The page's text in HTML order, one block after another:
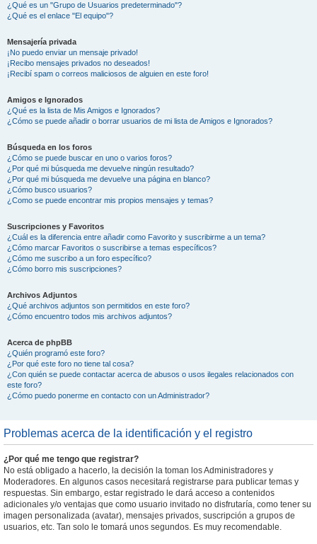
¿Qué es un "Grupo de Usuarios predeterminado"?
¿Qué es el enlace "El equipo"?
Mensajería privada
¡No puedo enviar un mensaje privado!
¡Recibo mensajes privados no deseados!
¡Recibí spam o correos maliciosos de alguien en este foro!
Amigos e Ignorados
¿Qué es la lista de Mis Amigos e Ignorados?
¿Cómo se puede añadir o borrar usuarios de mi lista de Amigos e Ignorados?
Búsqueda en los foros
¿Cómo se puede buscar en uno o varios foros?
¿Por qué mi búsqueda me devuelve ningún resultado?
¿Por qué mi búsqueda me devuelve una página en blanco?
¿Cómo busco usuarios?
¿Como se puede encontrar mis propios mensajes y temas?
Suscripciones y Favoritos
¿Cuál es la diferencia entre añadir como Favorito y suscribirme a un tema?
¿Cómo marcar Favoritos o suscribirse a temas específicos?
¿Cómo me suscribo a un foro específico?
¿Cómo borro mis suscripciones?
Archivos Adjuntos
¿Qué archivos adjuntos son permitidos en este foro?
¿Cómo encuentro todos mis archivos adjuntos?
Acerca de phpBB
¿Quién programó este foro?
¿Por qué este foro no tiene tal cosa?
¿Con quién se puede contactar acerca de abusos o usos ilegales relacionados con
este foro?
¿Cómo puedo ponerme en contacto con un Administrador?
Problemas acerca de la identificación y el registro
¿Por qué me tengo que registrar?
No está obligado a hacerlo, la decisión la toman los Administradores y
Moderadores. En algunos casos necesitará registrarse para publicar temas y
respuestas. Sin embargo, estar registrado le dará acceso a contenidos
adicionales y/o ventajas que como usuario invitado no disfrutaría, como tener su
imagen personalizada (avatar), mensajes privados, suscripción a grupos de
usuarios, etc. Tan solo le tomará unos segundos. Es muy recomendable.